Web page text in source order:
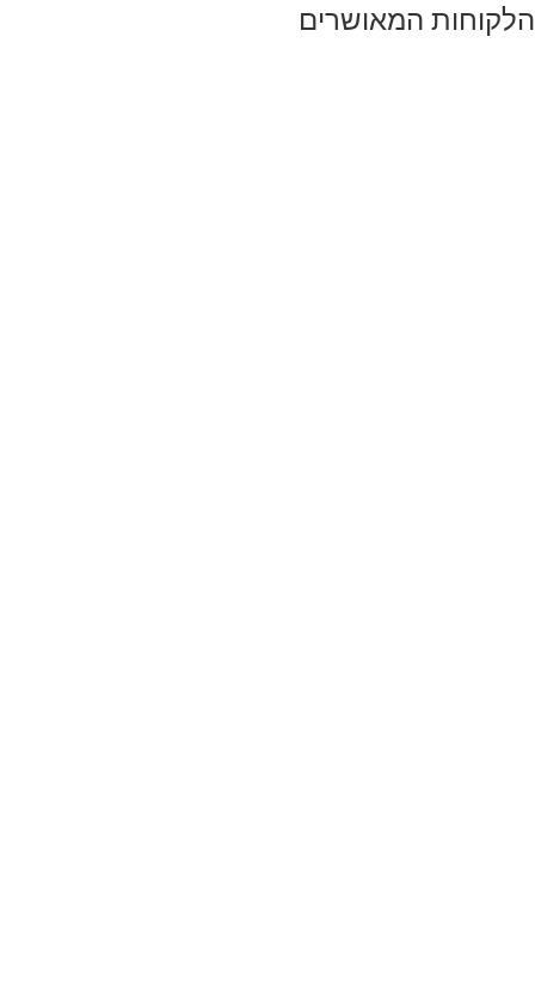
הלקוחות המאושרים